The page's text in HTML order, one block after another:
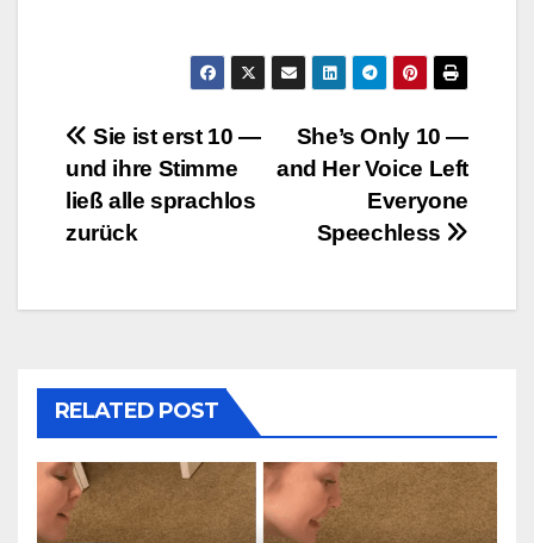
Post
navigation
She’s Only 10 —
and Her Voice Left
Everyone
Speechless
Sie ist erst 10 —
und ihre Stimme
ließ alle sprachlos
zurück
RELATED POST